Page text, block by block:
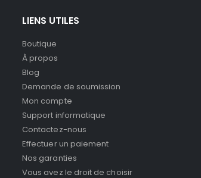
LIENS UTILES
Boutique
À propos
Blog
Demande de soumission
Mon compte
Support informatique
Contactez-nous
Effectuer un paiement
Nos garanties
Vous avez le droit de choisir